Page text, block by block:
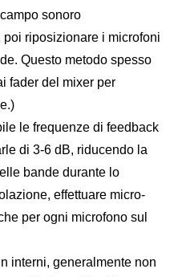
sonoro
riposizionare i microfoni
Questo metodo spesso
fader del mixer per
le frequenze di feedback
di 3-6 dB, riducendo la
bande durante lo
effettuare micro-
per ogni microfono sul
generalmente non